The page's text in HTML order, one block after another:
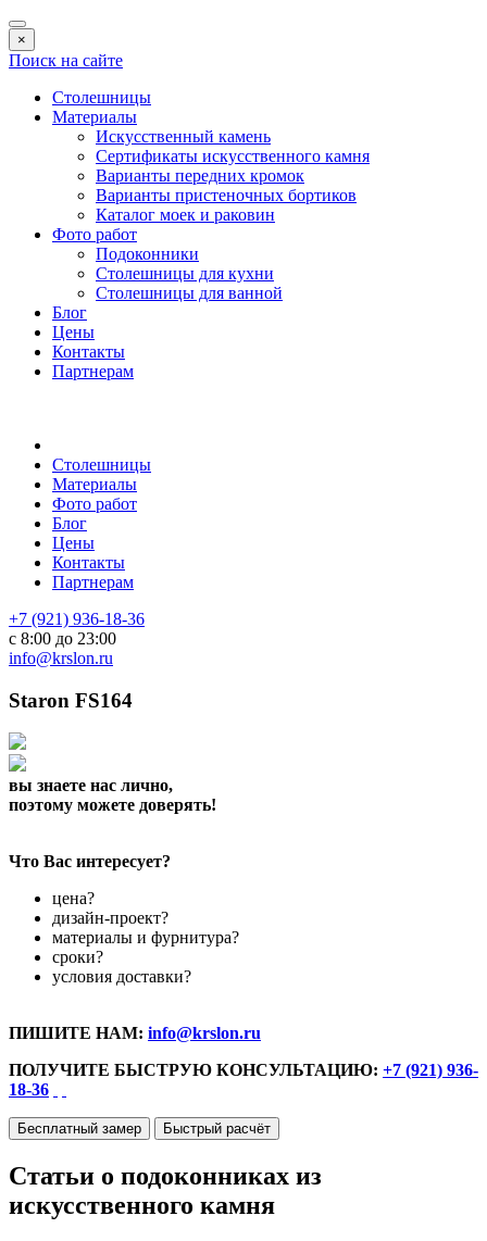
×
Поиск на сайте
Столешницы
Материалы
Искусственный камень
Сертификаты искусственного камня
Варианты передних кромок
Варианты пристеночных бортиков
Каталог моек и раковин
Фото работ
Подоконники
Столешницы для кухни
Столешницы для ванной
Блог
Цены
Контакты
Партнерам
Столешницы
Материалы
Фото работ
Блог
Цены
Контакты
Партнерам
+7 (921) 936-18-36
с 8:00 до 23:00
info@krslon.ru
Staron FS164
вы знаете нас лично,
поэтому можете доверять!
Что Вас интересует?
цена?
дизайн-проект?
материалы и фурнитура?
сроки?
условия доставки?
ПИШИТЕ НАМ: info@krslon.ru
ПОЛУЧИТЕ БЫСТРУЮ КОНСУЛЬТАЦИЮ: +7 (921) 936-
18-36
Бесплатный замер Быстрый расчёт
Статьи о подоконниках из
искусственного камня